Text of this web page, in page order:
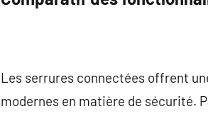
Les serrures connectées offrent
modernes en matière de sécurité.